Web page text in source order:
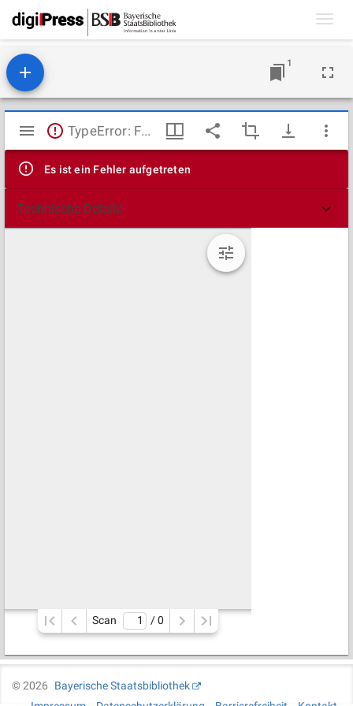
1
Mirador
Viewer
TypeError: Failed to fetch
Es ist ein Fehler aufgetreten
Technische Details
Scan / 0
©2026
Bayerische Staatsbibliothek